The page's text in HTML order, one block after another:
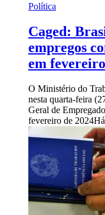
Política
Caged:
empregos
em fevereiro
O Ministério do
nesta quarta-feira
Geral de
fevereiro de 2024